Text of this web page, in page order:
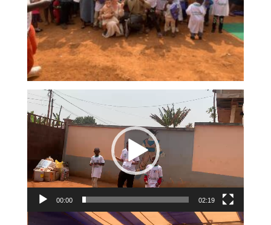
Lecteur
vidéo
00:00 02:19